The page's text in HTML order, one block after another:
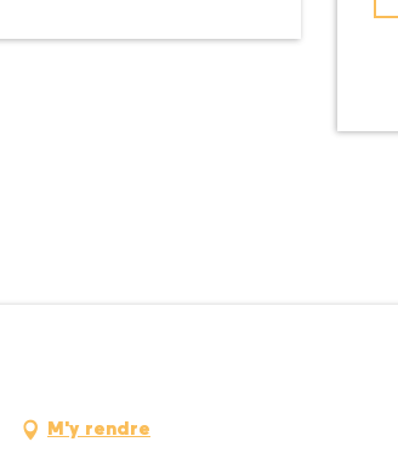
M'y rendre